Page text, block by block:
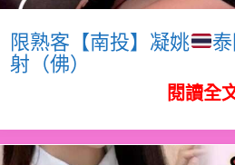
限熟客【南投】凝姚
射（佛）
閱讀全